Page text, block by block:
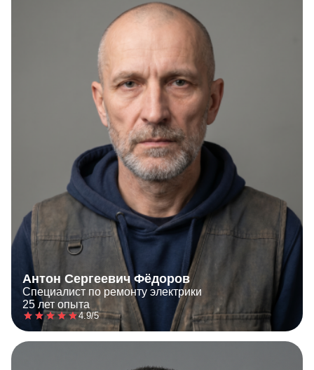
Антон Сергеевич Фёдоров
Специалист по ремонту электрики
25 лет опыта
4.9/5